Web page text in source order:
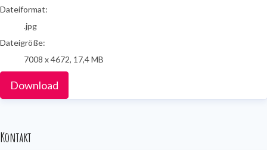
Dateiformat:
.jpg
Dateigröße:
7008 x 4672, 17,4 MB
Download
Kontakt